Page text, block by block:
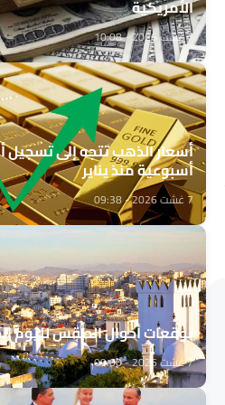
الأمريكية
7 غشت 2026 - 10:08
أسعار الذهب تتجه إلى
أسبوعية منذ يناير
7 غشت 2026 - 09:38
توقعات أحوال الطقس لليوم
7 غشت 2026 - 09:00